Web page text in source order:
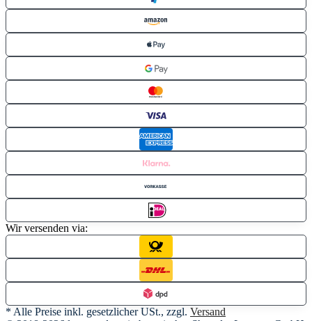
Wir versenden via:
* Alle Preise inkl. gesetzlicher USt., zzgl. Versand